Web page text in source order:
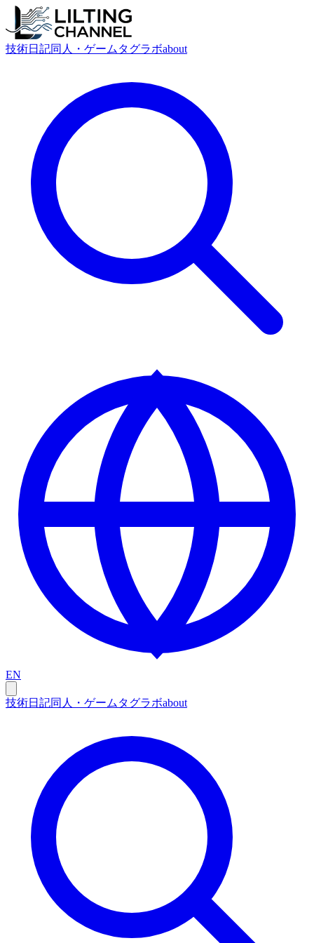
技術日記同人・ゲーム タグラボabout
EN
技術日記同人・ゲーム タグラボabout